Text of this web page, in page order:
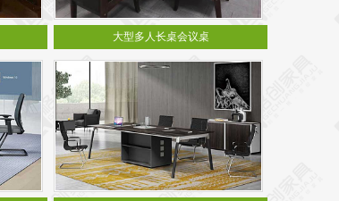
大型多人长桌会议桌